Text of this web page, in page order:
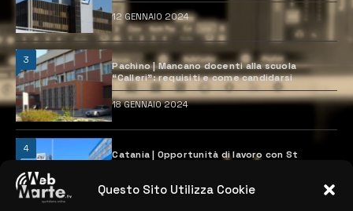
Questo Sito Utilizza Cookie
12 GENNAIO 2024
3
Pachino | Mancano docenti alla scuola
“Calleri”: requisiti e come candidarsi
18 GENNAIO 2024
4
Catania | Opportunità di lavoro con St
28 MARZO 2024